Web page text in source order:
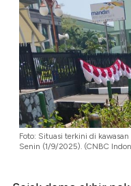
Foto: Situasi terkini di
Senin (1/9/2025). (CNBC